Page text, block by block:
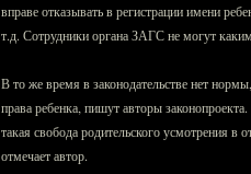
вправе отказывать в регистрации имени
т.д. Сотрудники органа ЗАГС не могут
В то же время в законодательстве нет
права ребенка, пишут авторы
такая свобода родительского усмотрения
отмечает автор.